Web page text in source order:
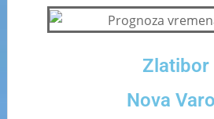
Zlatibor
Nova